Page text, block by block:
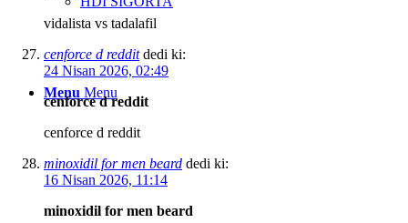
Menu Menu
vidalista vs tadalafil
cenforce d reddit dedi ki:
24 Nisan 2026, 02:49
cenforce d reddit
cenforce d reddit
minoxidil for men beard dedi ki:
16 Nisan 2026, 11:14
minoxidil for men beard